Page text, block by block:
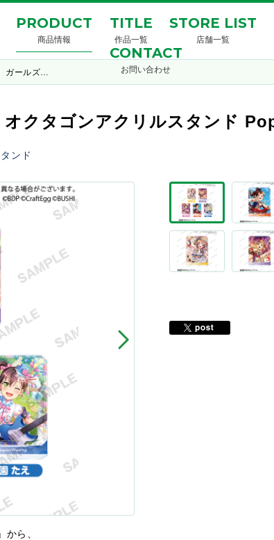
PRODUCT
商品情報
TITLE
作品一覧
STORE LIST
店舗一覧
CONTACT
お問い合わせ
ガールズ…
クタゴンアクリルスタンド
ンド
ら、